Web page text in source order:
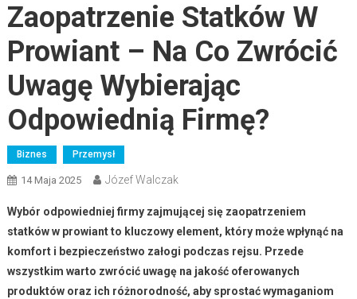
Zaopatrzenie Statków W
Prowiant – Na Co Zwrócić
Uwagę Wybierając
Odpowiednią Firmę?
Biznes Przemysł
14 Maja 2025 Józef Walczak
Wybór odpowiedniej firmy zajmującej się zaopatrzeniem
statków w prowiant to kluczowy element, który może wpłynąć na
komfort i bezpieczeństwo załogi podczas rejsu. Przede
wszystkim warto zwrócić uwagę na jakość oferowanych
produktów oraz ich różnorodność, aby sprostać wymaganiom